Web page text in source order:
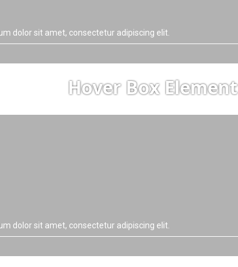
dolor sit amet, consectetur adipiscing elit.
Hover Box Element
dolor sit amet, consectetur adipiscing elit.